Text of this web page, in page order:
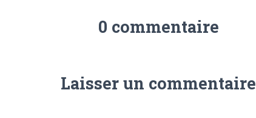
0 commentaire
Laisser un commentaire